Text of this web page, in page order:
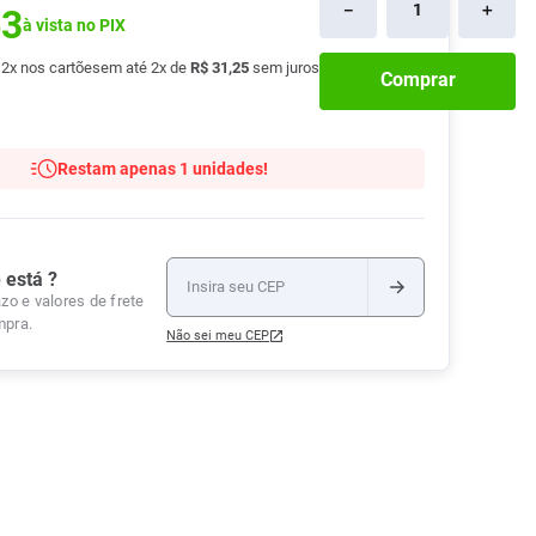
Umedecidas
Ver Tudo
Tiras para Teste
Ver Tudo
Ver Tudo
Esponjas
Ver Tudo
à vista no PIX
2x nos cartõesem até 2x de R$ 31 ,25 sem juros
＋
－
Comprar
Restam apenas 1 unidades!
está ?
e valores de frete
Não sei meu CEP